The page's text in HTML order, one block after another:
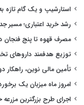
استارشیپ و یک گام تازه
رشد خرید اعتباری؛ مسیر
مصرف قهوه تا پنج فنجان
توزیع هدفمند داروهای
تأمین مالی نوین،
امروز ماه میزبان یک
اجرای طرح بزرگترین